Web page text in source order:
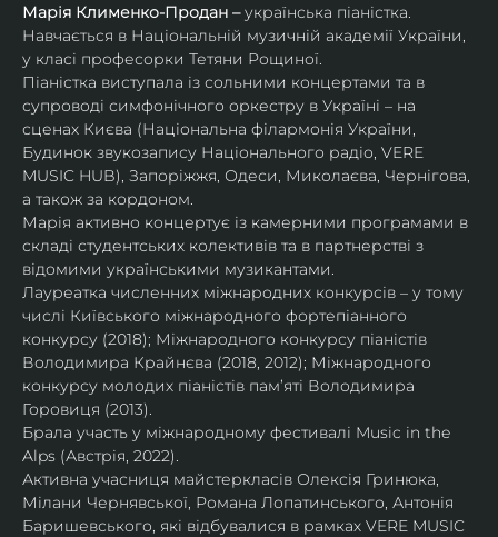
Марія Клименко-Продан – українська піаністка.
Навчається в Національній музичній академії України,
у класі професорки Тетяни Рощиної.
Піаністка виступала із сольними концертами та в
супроводі симфонічного оркестру в Україні – на
сценах Києва (Національна філармонія України,
Будинок звукозапису Національного радіо, VERE
MUSIC HUB), Запоріжжя, Одеси, Миколаєва, Чернігова,
а також за кордоном.
Марія активно концертує із камерними програмами в
складі студентських колективів та в партнерстві з
відомими українськими музикантами.
Лауреатка численних міжнародних конкурсів – у тому
числі Київського міжнародного фортепіанного
конкурсу (2018); Міжнародного конкурсу піаністів
Володимира Крайнєва (2018, 2012); Міжнародного
конкурсу молодих піаністів пам’яті Володимира
Горовиця (2013).
Брала участь у міжнародному фестивалі Music in the
Alps (Австрія, 2022).
Активна учасниця майстеркласів Олексія Гринюка,
Мілани Чернявської, Романа Лопатинського, Антонія
Баришевського, які відбувалися в рамках VERE MUSIC